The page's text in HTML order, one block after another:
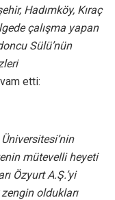
Hadımköy, Kıraç
çalışma yapan
Sülü’nün
etti:
mütevelli heyeti
Özyurt A.Ş.’yi
oldukları